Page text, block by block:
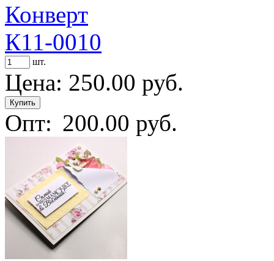
Конверт
К11-0010
шт.
Цена: 250.00 руб.
Опт: 200.00 руб.